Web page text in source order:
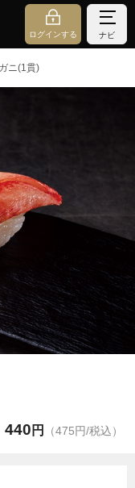
ログインする ナビ
ニ(1貫)
440 円 （475円/税込）